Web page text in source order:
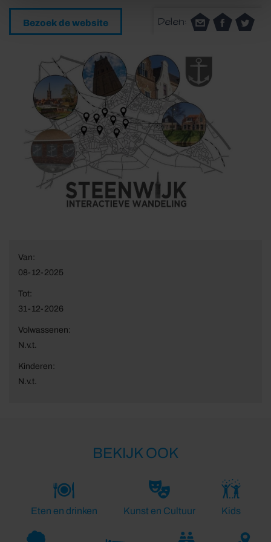
Bezoek de website Delen:
Van:
08-12-2025
Tot:
31-12-2026
Volwassenen:
N.v.t.
Kinderen:
N.v.t.
BEKIJK OOK
Eten en drinken Kunst en Cultuur Kids